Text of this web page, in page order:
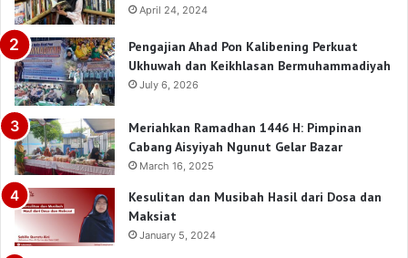
April 24, 2024
Pengajian Ahad Pon Kalibening Perkuat
Ukhuwah dan Keikhlasan Bermuhammadiyah
July 6, 2026
Meriahkan Ramadhan 1446 H: Pimpinan
Cabang Aisyiyah Ngunut Gelar Bazar
March 16, 2025
Kesulitan dan Musibah Hasil dari Dosa dan
Maksiat
January 5, 2024